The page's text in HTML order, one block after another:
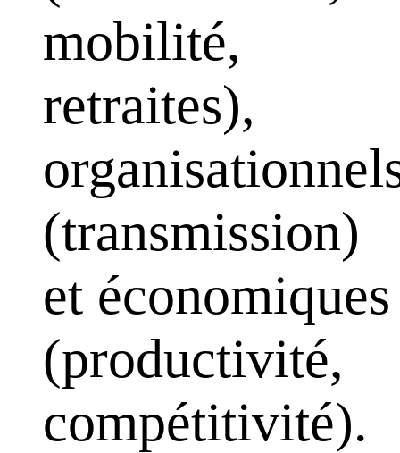
mobilité,
retraites),
(transmission)
et économiques
(productivité,
compétitivité).